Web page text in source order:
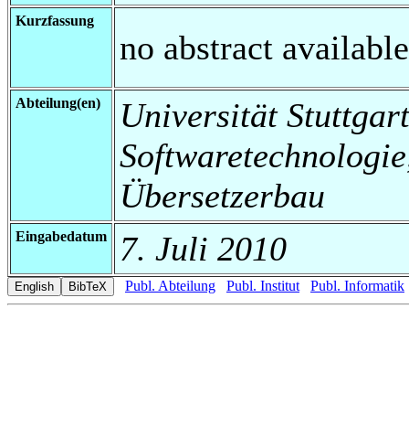
Kurzfassung
no abstract available
Abteilung(en)
Universität
Übersetzerbau
Eingabedatum 7. Juli 2010
Publ. Abteilung Publ. Institut Publ. Informatik